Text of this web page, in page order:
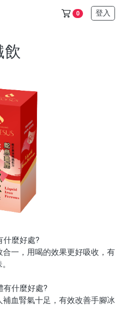
0 登入
150元，任選十件1000元)
選 (單價600元，任選三件1200
什麼好處?
一，用喝的效果更好吸收，有
有什麼好處?
血腎氣十足，有效改善手腳冰